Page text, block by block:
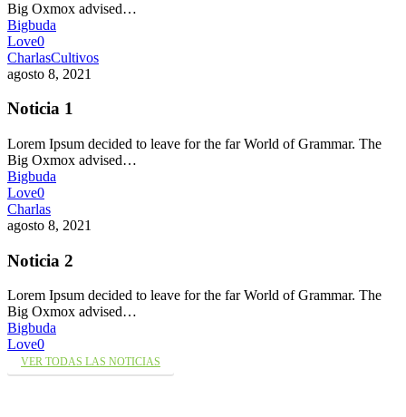
Big Oxmox advised…
Bigbuda
Love0
CharlasCultivos
agosto 8, 2021
Noticia 1
Lorem Ipsum decided to leave for the far World of Grammar. The
Big Oxmox advised…
Bigbuda
Love0
Charlas
agosto 8, 2021
Noticia 2
Lorem Ipsum decided to leave for the far World of Grammar. The
Big Oxmox advised…
Bigbuda
Love0
VER TODAS LAS NOTICIAS